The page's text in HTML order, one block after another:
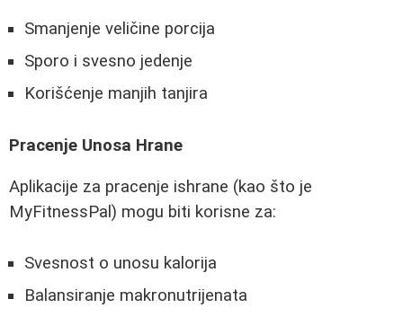
Smanjenje veličine porcija
Sporo i svesno jedenje
Korišćenje manjih tanjira
Pracenje Unosa Hrane
Aplikacije za pracenje ishrane (kao što je
MyFitnessPal) mogu biti korisne za:
Svesnost o unosu kalorija
Balansiranje makronutrijenata